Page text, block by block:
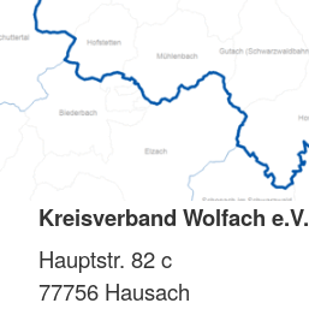
Kreisverband Wolfach e.V.
Hauptstr. 82 c
77756 Hausach